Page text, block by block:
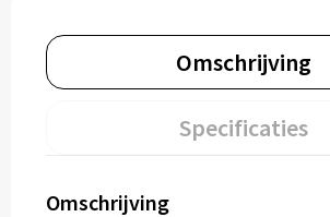
Omschrijving
Specificaties
Omschrijving